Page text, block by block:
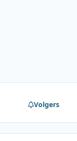
Volgers